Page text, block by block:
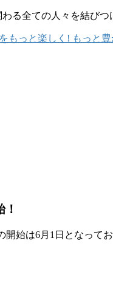
る全ての人々を結び
始は6月1日となって